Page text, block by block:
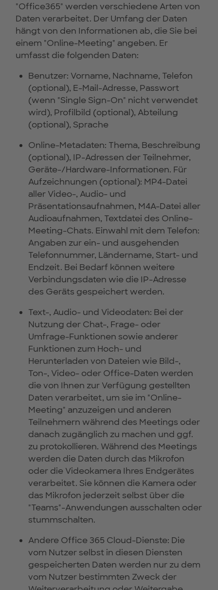
"Office365" werden verschiedene Arten von
Daten verarbeitet. Der Umfang der Daten
hängt von den Informationen ab, die Sie bei
einem "Online-Meeting" angeben. Er
umfasst die folgenden Daten:
Benutzer: Vorname, Nachname, Telefon
(optional), E-Mail-Adresse, Passwort
(wenn "Single Sign-On" nicht verwendet
wird), Profilbild (optional), Abteilung
(optional), Sprache
Online-Metadaten: Thema, Beschreibung
(optional), IP-Adressen der Teilnehmer,
Geräte-/Hardware-Informationen. Für
Aufzeichnungen (optional): MP4-Datei
aller Video-, Audio- und
Präsentationsaufnahmen, M4A-Datei aller
Audioaufnahmen, Textdatei des Online-
Meeting-Chats. Einwahl mit dem Telefon:
Angaben zur ein- und ausgehenden
Telefonnummer, Ländername, Start- und
Endzeit. Bei Bedarf können weitere
Verbindungsdaten wie die IP-Adresse
des Geräts gespeichert werden.
Text-, Audio- und Videodaten: Bei der
Nutzung der Chat-, Frage- oder
Umfrage-Funktionen sowie anderer
Funktionen zum Hoch- und
Herunterladen von Dateien wie Bild-,
Ton-, Video- oder Office-Daten werden
die von Ihnen zur Verfügung gestellten
Daten verarbeitet, um sie im "Online-
Meeting" anzuzeigen und anderen
Teilnehmern während des Meetings oder
danach zugänglich zu machen und ggf.
zu protokollieren. Während des Meetings
werden die Daten durch das Mikrofon
oder die Videokamera Ihres Endgerätes
verarbeitet. Sie können die Kamera oder
das Mikrofon jederzeit selbst über die
"Teams"-Anwendungen ausschalten oder
stummschalten.
Andere Office 365 Cloud-Dienste: Die
vom Nutzer selbst in diesen Diensten
gespeicherten Daten werden nur zu dem
vom Nutzer bestimmten Zweck der